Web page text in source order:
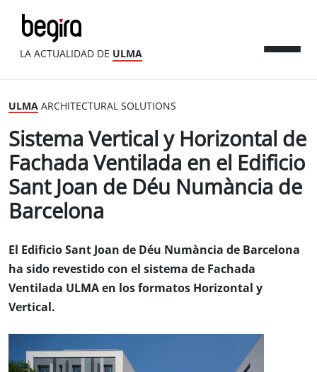
LA ACTUALIDAD DE ULMA
ULMA ARCHITECTURAL SOLUTIONS
Sistema Vertical y Horizontal de
Fachada Ventilada en el Edificio
Sant Joan de Déu Numància de
Barcelona
El Edificio Sant Joan de Déu Numància de Barcelona
ha sido revestido con el sistema de Fachada
Ventilada ULMA en los formatos Horizontal y
Vertical.